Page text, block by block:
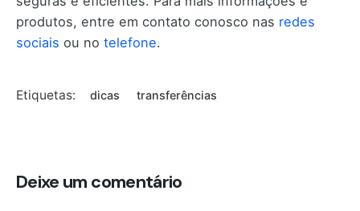
produtos, entre em contato conosco nas redes
sociais ou no telefone.
Etiquetas: dicas transferências
Deixe um comentário